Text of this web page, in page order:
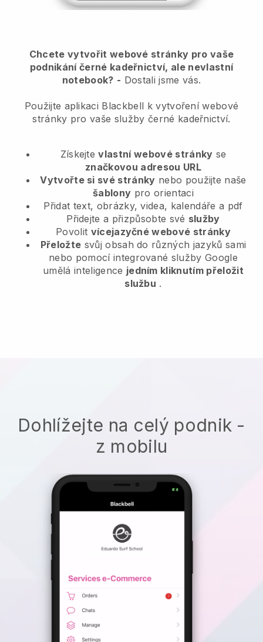
Chcete vytvořit webové stránky pro vaše
podnikání černé kadeřnictví, ale nevlastní
notebook? - Dostali jsme vás.
Použijte aplikaci Blackbell k vytvoření webové
stránky pro vaše služby černé kadeřnictví.
Získejtevlastní webové stránky se
značkovou adresou URL
Vytvořte si své stránky nebo použijte naše
šablony pro orientaci
Přidat text, obrázky, videa, kalendáře a pdf
Přidejte a přizpůsobte své služby
Povolit vícejazyčné webové stránky
Přeložte svůj obsah do různých jazyků sami
nebo pomocí integrované služby Google
umělá inteligence jedním kliknutím přeložit
službu .
Dohlížejte na celý podnik -
z mobilu